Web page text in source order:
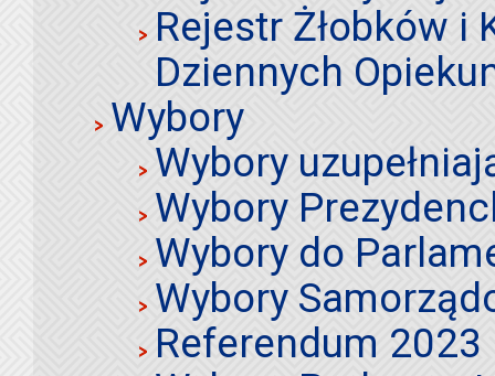
Rejestr Żłobków i
Dziennych
Wybory
Wybory
Wybory
Wybory do
Wybory
Referendum 2023